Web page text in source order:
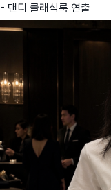
- 댄디 클래식룩 연출